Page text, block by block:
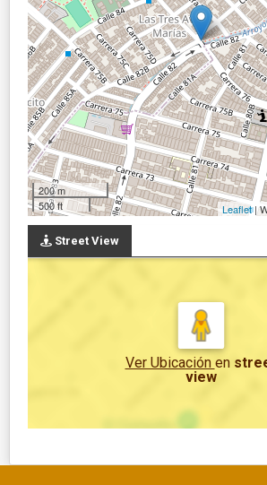
200 m
500 ft
Leaflet|
Street View
Ver Ubicación en
view